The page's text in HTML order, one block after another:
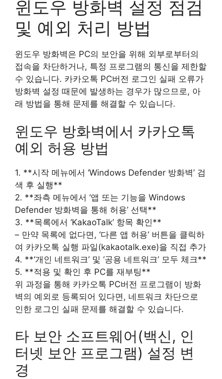
윈도우 방화벽 설정 점검
및 예외 처리 방법
윈도우 방화벽은 PC의 보안을 위해 외부로부터의
접속을 차단하거나, 특정 프로그램의 통신을 제한할
수 있습니다. 카카오톡 PC버전 로그인 실패 오류가
방화벽 설정 때문에 발생하는 경우가 많으므로, 아
래 방법을 통해 문제를 해결할 수 있습니다.
윈도우 방화벽에서 카카오톡
예외 허용 방법
1. **시작 메뉴에서 ‘Windows Defender 방화벽’ 검
색 후 실행**
2. **좌측 메뉴에서 ‘앱 또는 기능을 Windows
Defender 방화벽을 통해 허용’ 선택**
3. **목록에서 ‘KakaoTalk’ 항목 확인**
– 만약 목록에 없다면, ‘다른 앱 허용’ 버튼을 클릭하
여 카카오톡 실행 파일(kakaotalk.exe)을 직접 추가
4. **‘개인 네트워크’ 및 ‘공용 네트워크’ 모두 체크**
5. **적용 및 확인 후 PC를 재부팅**
위 과정을 통해 카카오톡 PC버전 프로그램이 방화
벽의 예외로 등록되어 있다면, 네트워크 차단으로
인한 로그인 실패 문제를 해결할 수 있습니다.
타 보안 소프트웨어(백신, 인
터넷 보안 프로그램) 설정 변
경